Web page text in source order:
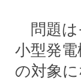
問題は
小型発
の対象